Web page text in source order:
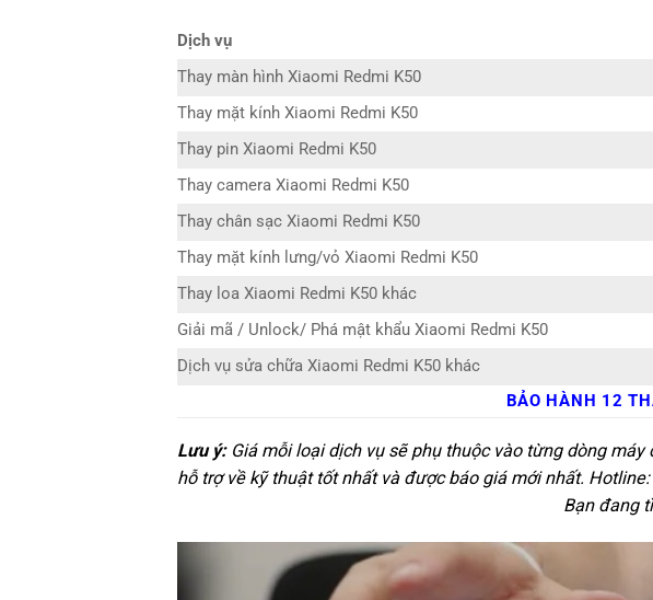
Dịch vụ
Thay màn hình Xiaomi Redmi K50
Thay mặt kính Xiaomi Redmi K50
Thay pin Xiaomi Redmi K50
Thay camera Xiaomi Redmi K50
Thay chân sạc Xiaomi Redmi K50
Thay mặt kính lưng/vỏ Xiaomi Redmi K50
Thay loa Xiaomi Redmi K50 khác
Giải mã / Unlock/ Phá mật khẩu Xiaomi Redmi K50
Dịch vụ sửa chữa Xiaomi Redmi K50 khác
BẢO HÀNH 12
Lưu ý:Giá mỗi loại dịch vụ sẽ phụ thuộc vào từng dòng
hỗ trợ về kỹ thuật tốt nhất và được báo giá mới nhất. Hotline:
Bạn đang